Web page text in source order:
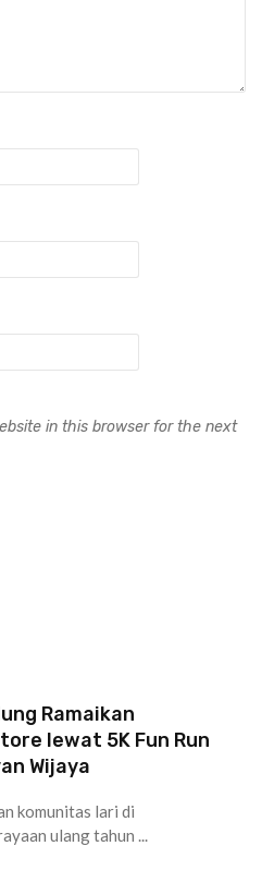
in this browser for the next
Ramaikan
lewat 5K Fun Run
Wijaya
komunitas lari di
ulang tahun ...